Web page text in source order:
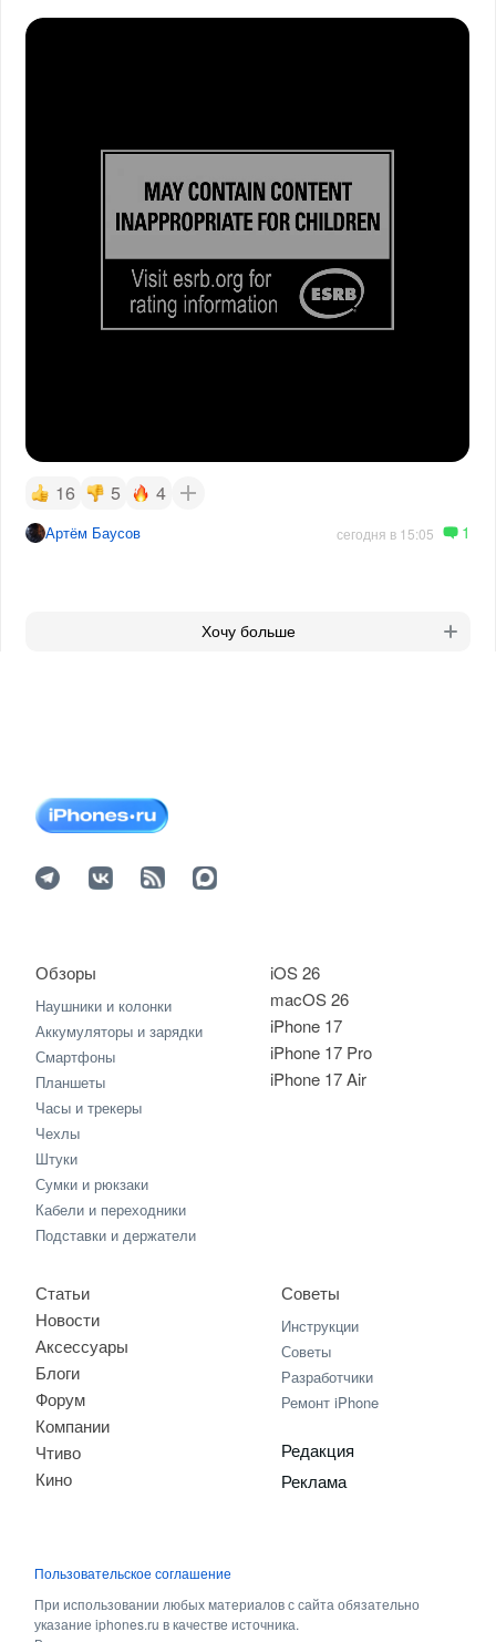
16 5 4
Артём Баусов сегодня в 15:05 1
Хочу больше
iOS 26
macOS 26
iPhone 17
iPhone 17 Pro
iPhone 17 Air
Обзоры
Наушники и колонки
Аккумуляторы и зарядки
Смартфоны
Планшеты
Часы и трекеры
Чехлы
Штуки
Сумки и рюкзаки
Кабели и переходники
Подставки и держатели
Статьи
Новости
Аксессуары
Блоги
Форум
Компании
Чтиво
Кино
Советы
Инструкции
Советы
Разработчики
Ремонт iPhone
Редакция
Реклама
Пользовательское соглашение
При использовании любых материалов с сайта обязательно
указание iphones.ru в качестве источника.